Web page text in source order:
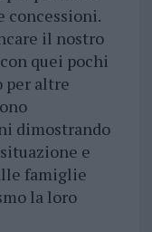
concessioni.
il nostro
quei pochi
per altre
dimostrando
e
famiglie
la loro